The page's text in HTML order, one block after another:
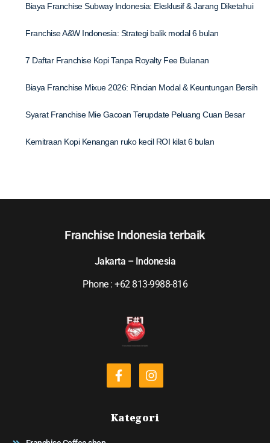
Biaya Franchise Subway Indonesia: Eksklusif & Jarang Diketahui
Franchise A&W Indonesia: Strategi balik modal 6 bulan
7 Daftar Franchise Kopi Tanpa Royalty Fee Bulanan
Biaya Franchise Mixue 2026: Rincian Modal & Keuntungan Bersih
Syarat Franchise Mie Gacoan Terupdate Peluang Cuan Besar
Kemitraan Kopi Kenangan ruko kecil ROI kilat 6 bulan
Franchise Indonesia terbaik
Jakarta – Indonesia
Phone : +62 813-9988-816
Kategori